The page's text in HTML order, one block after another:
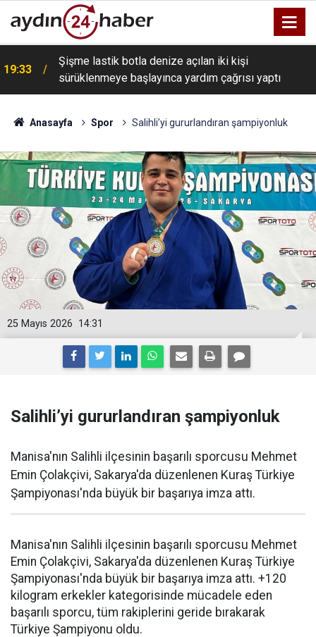
19:33
Şişme lastik botla denize açılan iki kişi
sürüklenmeye başlayınca yardım çağrısı yaptı
Anasayfa Spor Salihli’yi gururlandıran şampiyonluk
14:31
25 Mayıs 2026
Salihli’yi gururlandıran şampiyonluk
Manisa'nın Salihli ilçesinin başarılı sporcusu Mehmet
Emin Çolakçivi, Sakarya'da düzenlenen Kuraş Türkiye
Şampiyonası'nda büyük bir başarıya imza attı.
Manisa'nın Salihli ilçesinin başarılı sporcusu Mehmet
Emin Çolakçivi, Sakarya'da düzenlenen Kuraş Türkiye
Şampiyonası'nda büyük bir başarıya imza attı. +120
kilogram erkekler kategorisinde mücadele eden
başarılı sporcu, tüm rakiplerini geride bırakarak
Türkiye Şampiyonu oldu.